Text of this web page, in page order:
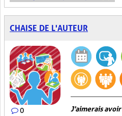
CHAISE DE L'AUTEUR
0 J'aimerais